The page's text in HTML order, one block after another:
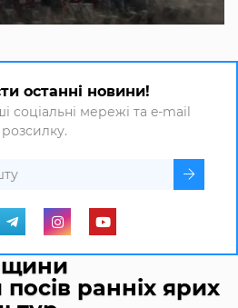
останні новини!
соціальні мережі та e-mail
розсилку.
посів ранніх ярих